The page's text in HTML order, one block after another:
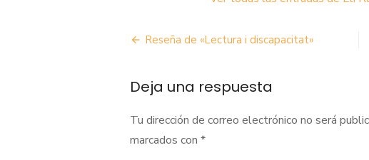
Navegación
entradas
Reseña de «Lectura i discapacitat»
Deja una respuesta
Tu dirección de correo electrónico no será
marcados con *